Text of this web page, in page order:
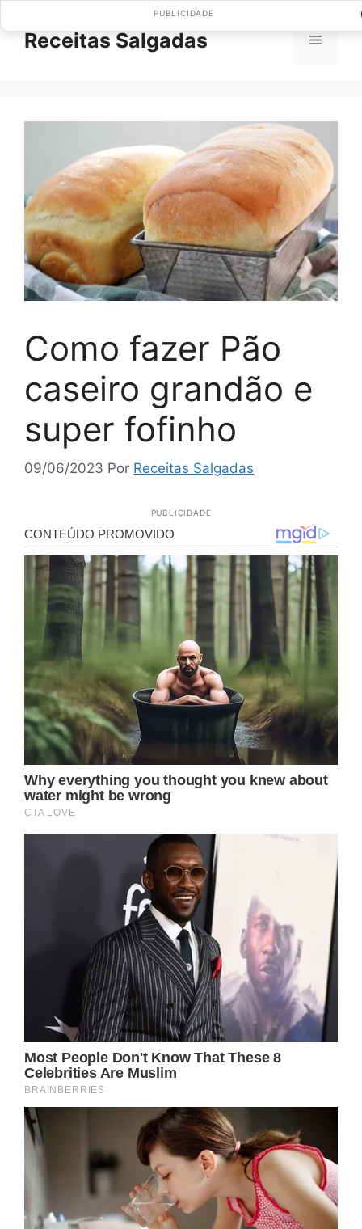
paraReceitas Salgadas Menu
Como fazer Pão
caseiro grandão e
super fofinho
09/06/2023 Por Receitas Salgadas
PUBLICIDADE
PUBLICIDADE